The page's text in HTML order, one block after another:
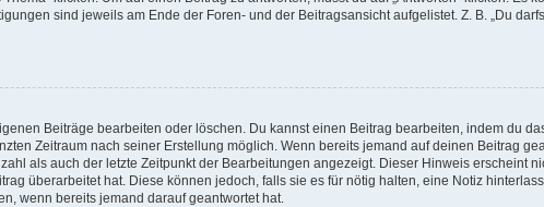
sind jeweils am Ende der Foren- und der Beitragsansicht aufgelistet. Z. B. „Du
Beiträge bearbeiten oder löschen. Du kannst einen Beitrag bearbeiten, indem du
Zeitraum nach seiner Erstellung möglich. Wenn bereits jemand auf deinen Beitrag
als auch der letzte Zeitpunkt der Bearbeitungen angezeigt. Dieser Hinweis erscheint
überarbeitet hat. Diese können jedoch, falls sie es für nötig halten, eine Notiz
wenn bereits jemand darauf geantwortet hat.